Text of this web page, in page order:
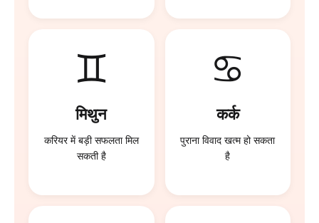
♊
मिथुन
करियर में बड़ी सफलता मिल
सकती है
♋
कर्क
पुराना विवाद खत्म हो सकता
है